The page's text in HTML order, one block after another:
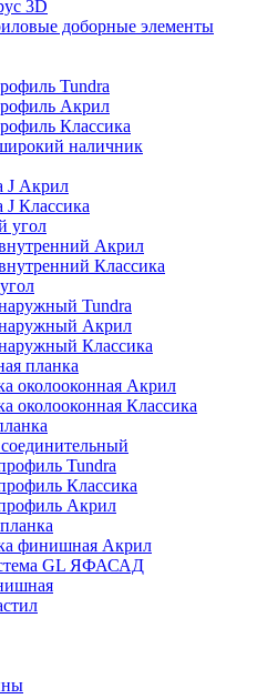
3D
доборные элементы
Tundra
Акрил
Классика
наличник
J Акрил
J Классика
угол
Акрил
Классика
Tundra
Акрил
Классика
планка
околооконная Акрил
околооконная Классика
Tundra
Классика
Акрил
финишная Акрил
GL ЯФАСАД